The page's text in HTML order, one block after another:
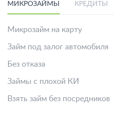
МИКРОЗАЙМЫ КРЕДИТЫ
Микрозайм на карту
Займ под залог автомобиля
Без отказа
Займы с плохой КИ
Взять займ без посредников